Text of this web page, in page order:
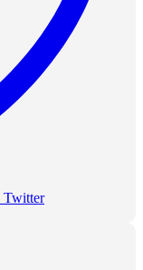
Twitter